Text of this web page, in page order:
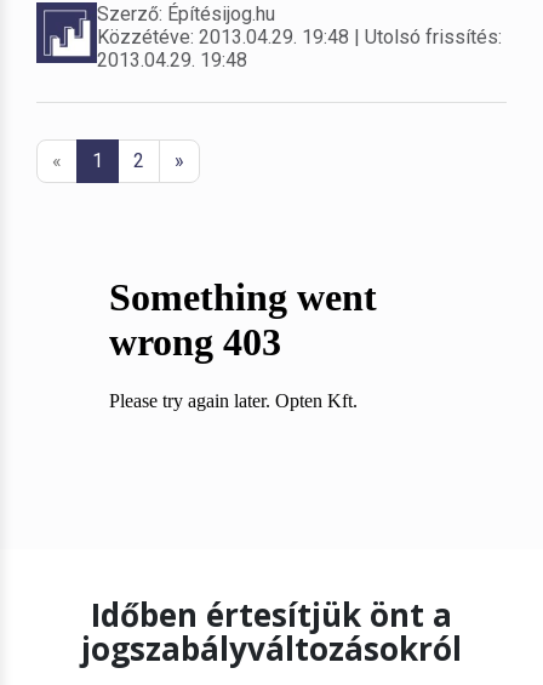
Szerző: Építésijog.hu
Közzétéve: 2013.04.29. 19:48 | Utolsó frissítés:
2013.04.29. 19:48
« 1 2 »
Időben értesítjük önt a
jogszabályváltozásokról